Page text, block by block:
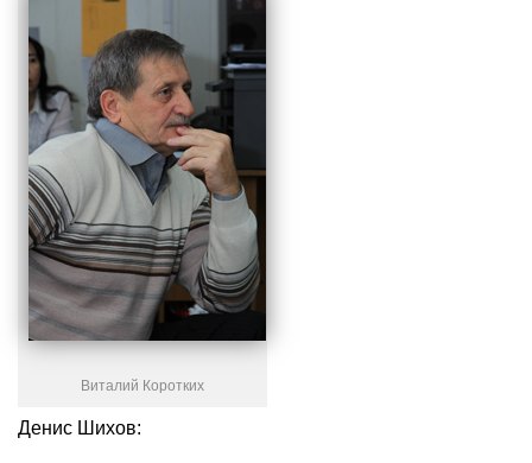
Виталий Коротких
Денис Шихов: